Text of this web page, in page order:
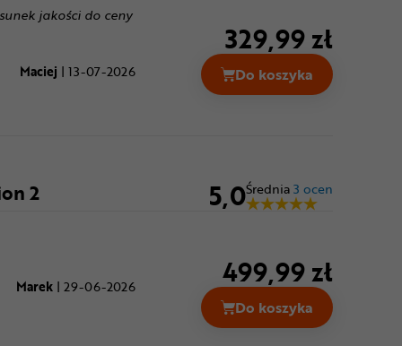
jakości do ceny
Maciej | 13-07-2026
329,99 zł
Do koszyka
Kask rowerowy
2 5,0Średnia3 ocen
Marek | 29-06-2026 499,99 zł
Do koszyka